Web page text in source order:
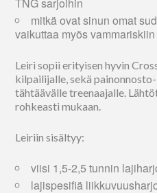
mitkä ovat sinun omat
vaikuttaa myös vammariskiin
Leiri sopii erityisen hyvin
kilpailijalle, sekä
tähtäävälle treenaajalle.
rohkeasti mukaan.
Leiriin sisältyy:
viisi 1,5-2,5 tunnin
lajispesifiä